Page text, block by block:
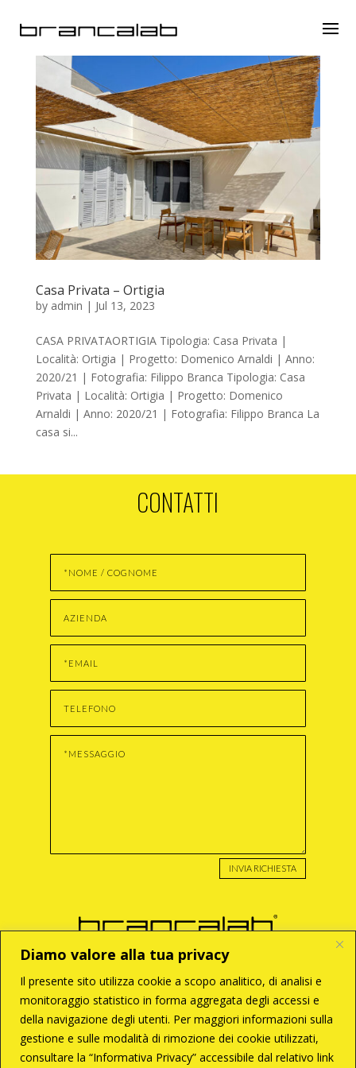
Diamo valore alla tua privacy
Il presente sito utilizza cookie a scopo analitico, di analisi e
monitoraggio statistico in forma aggregata degli accessi e
della navigazione degli utenti. Per maggiori informazioni sulla
gestione e sulle modalità di rimozione dei cookie utilizzati,
consultare la “Informativa Privacy” accessibile dal relativo link
Casa Privata – Ortigia
by admin | Jul 13, 2023
CASA PRIVATAORTIGIA Tipologia: Casa Privata |
Località: Ortigia | Progetto: Domenico Arnaldi | Anno:
2020/21 | Fotografia: Filippo Branca Tipologia: Casa
Privata | Località: Ortigia | Progetto: Domenico
Arnaldi | Anno: 2020/21 | Fotografia: Filippo Branca La
casa si...
CONTATTI
INVIA RICHIESTA
BRANCA S.r.l
Via Enzo Tortora, 121
00188 – Roma
C +39 338 6287261